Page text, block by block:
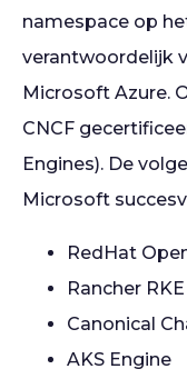
namespace op
verantwoordelijk
Microsoft Azure.
CNCF
Engines). De
Microsoft
RedHat
Rancher RKE
Canonical
AKS Engine